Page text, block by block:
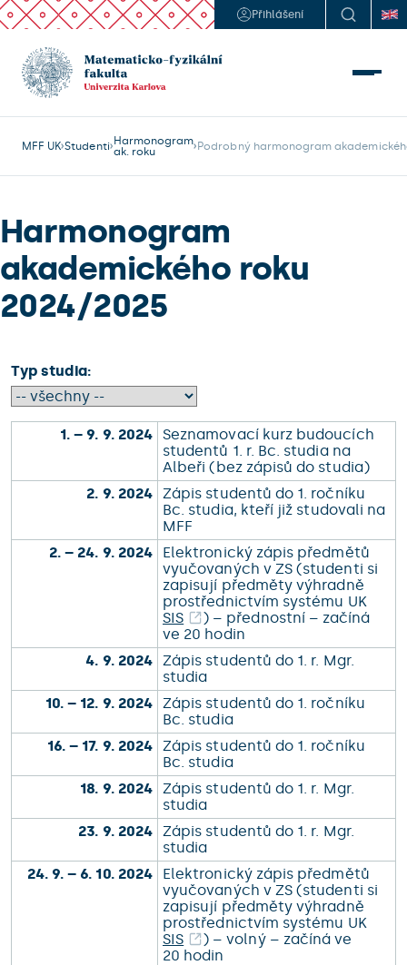
Přihlášení
MFF UK Studenti Harmonogram
ak. roku
Podrobný harmonogram
Harmonogram
akademického roku
2024/2025
Typ studia:
1. – 9. 9. 2024 Seznamovací kurz budoucích
studentů 1. r. Bc. studia na
Albeři (bez zápisů do studia)
2. 9. 2024 Zápis studentů do 1. ročníku
Bc. studia, kteří již studovali na
MFF
2. – 24. 9. 2024
Elektronický zápis předmětů
vyučovaných v ZS (studenti si
zapisují předměty výhradně
prostřednictvím systému UK
SIS
) – přednostní – začíná
ve 20 hodin
4. 9. 2024 Zápis studentů do 1. r. Mgr.
studia
10. – 12. 9. 2024 Zápis studentů do 1. ročníku
Bc. studia
16. – 17. 9. 2024 Zápis studentů do 1. ročníku
Bc. studia
18. 9. 2024 Zápis studentů do 1. r. Mgr.
studia
23. 9. 2024 Zápis studentů do 1. r. Mgr.
studia
24. 9. – 6. 10. 2024
Elektronický zápis předmětů
vyučovaných v ZS (studenti si
zapisují předměty výhradně
prostřednictvím systému UK
SIS
) – volný – začíná ve
20 hodin